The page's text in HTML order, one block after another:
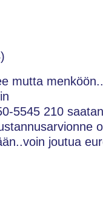
mutta
5545 210
joutua